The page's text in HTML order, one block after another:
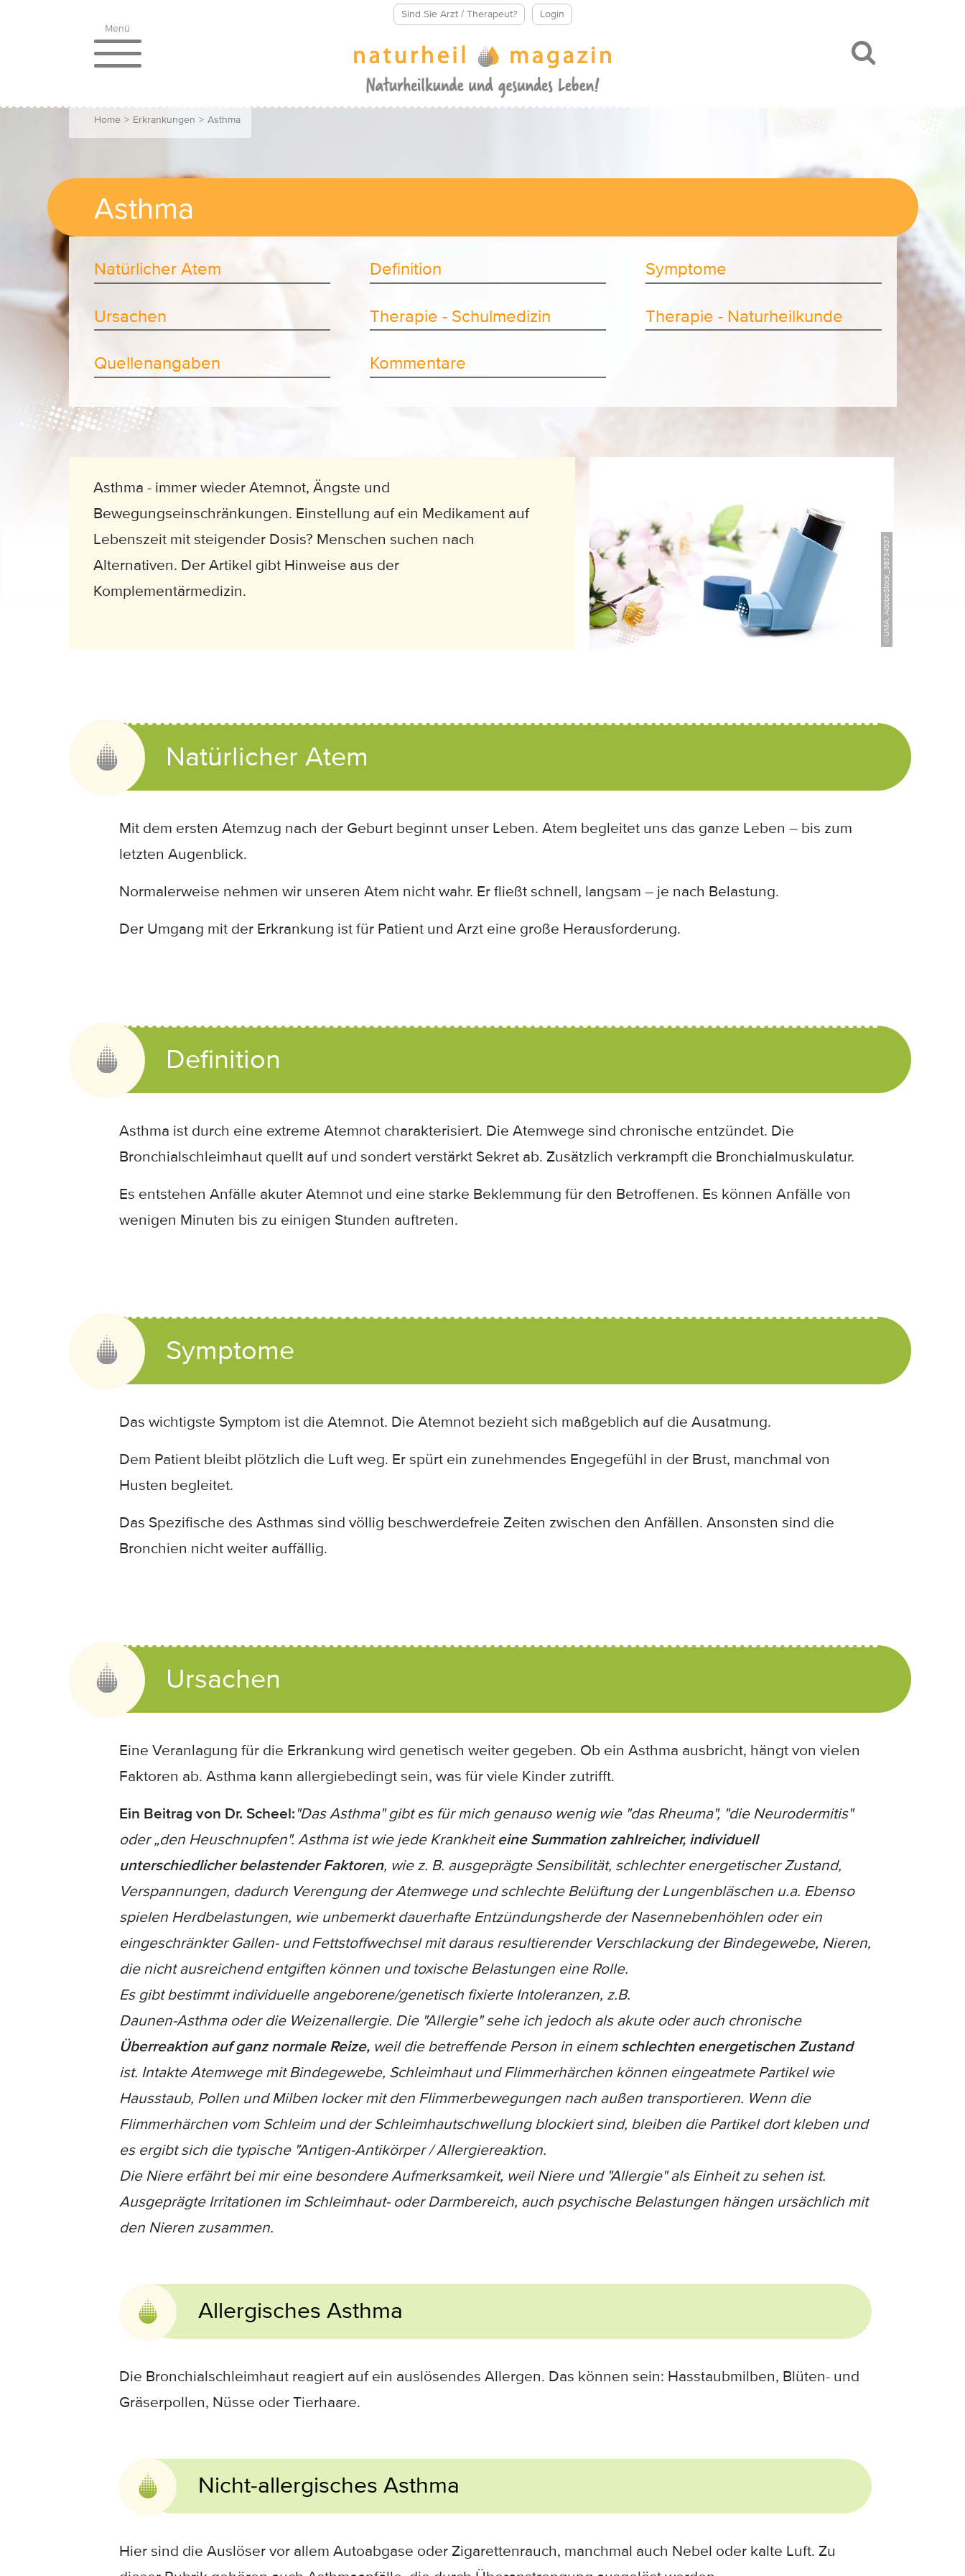
Sind Sie Arzt / Therapeut?
Login
Menü
Home > Erkrankungen > Asthma
Asthma
Natürlicher Atem Definition Symptome
Ursachen Therapie - Schulmedizin Therapie - Naturheilkunde
Quellenangaben Kommentare
Asthma - immer wieder Atemnot, Ängste und
Bewegungseinschränkungen. Einstellung auf ein Medikament auf
Lebenszeit mit steigender Dosis? Menschen suchen nach
Alternativen. Der Artikel gibt Hinweise aus der
Komplementärmedizin.
©UMA, AdobeStock_38734537
Natürlicher Atem
Mit dem ersten Atemzug nach der Geburt beginnt unser Leben. Atem begleitet uns das ganze Leben – bis zum
letzten Augenblick.
Normalerweise nehmen wir unseren Atem nicht wahr. Er fließt schnell, langsam – je nach Belastung.
Der Umgang mit der Erkrankung ist für Patient und Arzt eine große Herausforderung.
Definition
Asthma ist durch eine extreme Atemnot charakterisiert. Die Atemwege sind chronische entzündet. Die
Bronchialschleimhaut quellt auf und sondert verstärkt Sekret ab. Zusätzlich verkrampft die Bronchialmuskulatur.
Es entstehen Anfälle akuter Atemnot und eine starke Beklemmung für den Betroffenen. Es können Anfälle von
wenigen Minuten bis zu einigen Stunden auftreten.
Symptome
Das wichtigste Symptom ist die Atemnot. Die Atemnot bezieht sich maßgeblich auf die Ausatmung.
Dem Patient bleibt plötzlich die Luft weg. Er spürt ein zunehmendes Engegefühl in der Brust, manchmal von
Husten begleitet.
Das Spezifische des Asthmas sind völlig beschwerdefreie Zeiten zwischen den Anfällen. Ansonsten sind die
Bronchien nicht weiter auffällig.
Ursachen
Eine Veranlagung für die Erkrankung wird genetisch weiter gegeben. Ob ein Asthma ausbricht, hängt von vielen
Faktoren ab. Asthma kann allergiebedingt sein, was für viele Kinder zutrifft.
Ein Beitrag von Dr. Scheel: "Das Asthma" gibt es für mich genauso wenig wie "das Rheuma", "die Neurodermitis"
oder „den Heuschnupfen". Asthma ist wie jede Krankheit eine Summation zahlreicher, individuell
unterschiedlicher belastender Faktoren, wie z. B. ausgeprägte Sensibilität, schlechter energetischer Zustand,
Verspannungen, dadurch Verengung der Atemwege und schlechte Belüftung der Lungenbläschen u.a. Ebenso
spielen Herdbelastungen, wie unbemerkt dauerhafte Entzündungsherde der Nasennebenhöhlen oder ein
eingeschränkter Gallen- und Fettstoffwechsel mit daraus resultierender Verschlackung der Bindegewebe, Nieren,
die nicht ausreichend entgiften können und toxische Belastungen eine Rolle.
Es gibt bestimmt individuelle angeborene/genetisch fixierte Intoleranzen, z.B.
Daunen-Asthma oder die Weizenallergie. Die "Allergie" sehe ich jedoch als akute oder auch chronische
Überreaktion auf ganz normale Reize, weil die betreffende Person in einem schlechten energetischen Zustand
ist. Intakte Atemwege mit Bindegewebe, Schleimhaut und Flimmerhärchen können eingeatmete Partikel wie
Hausstaub, Pollen und Milben locker mit den Flimmerbewegungen nach außen transportieren. Wenn die
Flimmerhärchen vom Schleim und der Schleimhautschwellung blockiert sind, bleiben die Partikel dort kleben und
es ergibt sich die typische "Antigen-Antikörper / Allergiereaktion.
Die Niere erfährt bei mir eine besondere Aufmerksamkeit, weil Niere und "Allergie" als Einheit zu sehen ist.
Ausgeprägte Irritationen im Schleimhaut- oder Darmbereich, auch psychische Belastungen hängen ursächlich mit
den Nieren zusammen.
Allergisches Asthma
Die Bronchialschleimhaut reagiert auf ein auslösendes Allergen. Das können sein: Hasstaubmilben, Blüten- und
Gräserpollen, Nüsse oder Tierhaare.
Nicht-allergisches Asthma
Hier sind die Auslöser vor allem Autoabgase oder Zigarettenrauch, manchmal auch Nebel oder kalte Luft. Zu